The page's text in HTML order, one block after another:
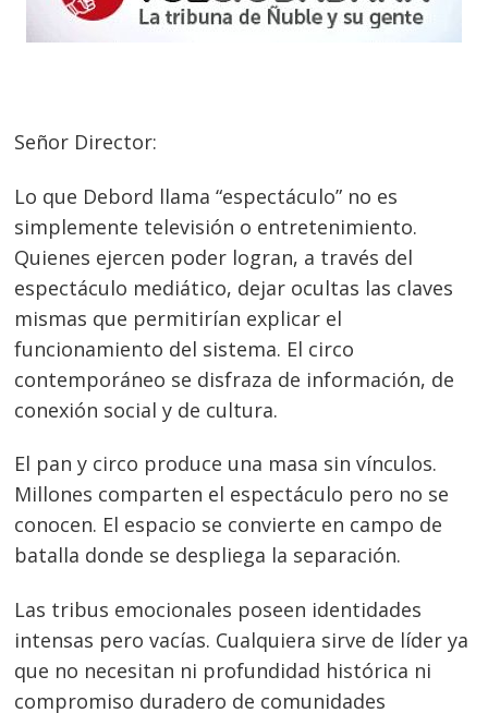
Señor Director:
Lo que Debord llama “espectáculo” no es
simplemente televisión o entretenimiento.
Quienes ejercen poder logran, a través del
espectáculo mediático, dejar ocultas las claves
mismas que permitirían explicar el
funcionamiento del sistema. El circo
contemporáneo se disfraza de información, de
conexión social y de cultura.
El pan y circo produce una masa sin vínculos.
Millones comparten el espectáculo pero no se
conocen. El espacio se convierte en campo de
batalla donde se despliega la separación.
Las tribus emocionales poseen identidades
intensas pero vacías. Cualquiera sirve de líder ya
que no necesitan ni profundidad histórica ni
compromiso duradero de comunidades